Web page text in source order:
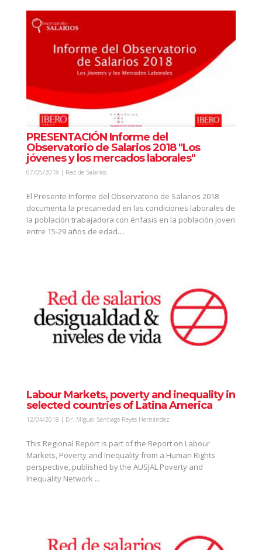
PRESENTACIÓN Informe del
Observatorio de Salarios 2018 "Los
jóvenes y los mercados laborales"
07/05/2018 | Red de Salarios
El Presente Informe del Observatorio de Salarios 2018
documenta la precariedad en las condiciones laborales de
la población trabajadora con énfasis en la población joven
entre 15-29 años de edad....
Labour Markets, poverty and inequality in
selected countries of Latina America
12/04/2018 | Dr. Miguel Santiago Reyes Hernández
This Regional Report is part of the Report on Labour
Markets, Poverty and Inequality from a Human Rights
perspective, published by the AUSJAL Poverty and
Inequality Network ...